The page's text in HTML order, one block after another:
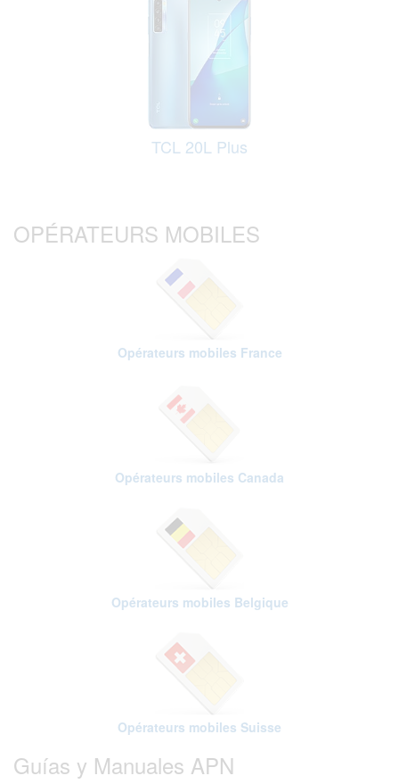
TCL 20L Plus
OPÉRATEURS MOBILES
Opérateurs mobiles France
Opérateurs mobiles Canada
Opérateurs mobiles Belgique
Opérateurs mobiles Suisse
Guías y Manuales APN